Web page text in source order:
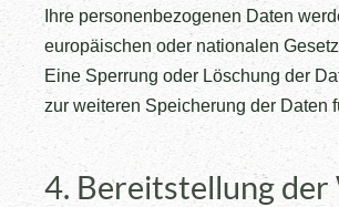
Ihre personenbezogenen Daten
europäischen oder nationalen
Eine Sperrung oder Löschung der
zur weiteren Speicherung der Daten
4. Bereitstellung der